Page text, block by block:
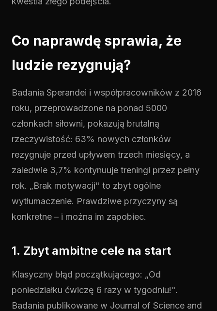
Co naprawdę sprawia, że
ludzie rezygnują?
Badania Sperandei i współpracowników z 2016
roku, przeprowadzone na ponad 5000
członkach siłowni, pokazują brutalną
rzeczywistość: 63% nowych członków
rezygnuje przed upływem trzech miesięcy, a
zaledwie 3,7% kontynuuje treningi przez pełny
rok. „Brak motywacji" to zbyt ogólne
wytłumaczenie. Prawdziwe przyczyny są
konkretne – i można im zapobiec.
1. Zbyt ambitne cele na start
Klasyczny błąd początkującego: „Od
poniedziałku ćwiczę 6 razy w tygodniu!".
Badania publikowane w Journal of Science and